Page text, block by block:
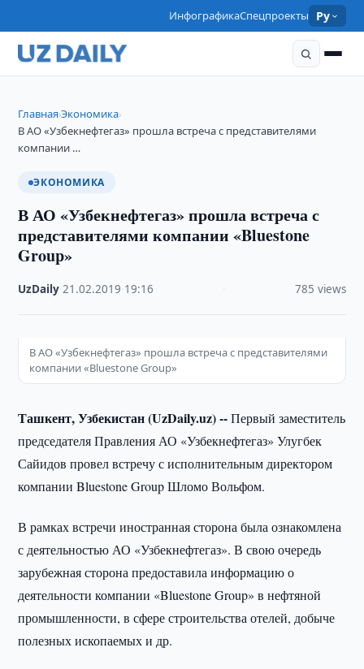
ИнфографикаСпецпроекты Ру
Главная›Экономика›
В АО «Узбекнефтегаз» прошла встреча с представителями
компании …
ЭКОНОМИКА
В АО «Узбекнефтегаз» прошла встреча с
представителями компании «Bluestone
Group»
UzDaily ·21.02.2019 19:16 785 views
В АО «Узбекнефтегаз» прошла встреча с представителями
компании «Bluestone Group»
Ташкент, Узбекистан (UzDaily.uz) --Первый заместитель
председателя Правления АО «Узбекнефтегаз» Улугбек
Сайидов провел встречу с исполнительным директором
компании Bluestone Group Шломо Вольфом.
В рамках встречи иностранная сторона была ознакомлена
с деятельностью АО «Узбекнефтегаз». В свою очередь
зарубежная сторона предоставила информацию о
деятельности компании «Bluestone Group» в нефтяной
промышленности, в сфере строительства отелей, добыче
полезных ископаемых и др.